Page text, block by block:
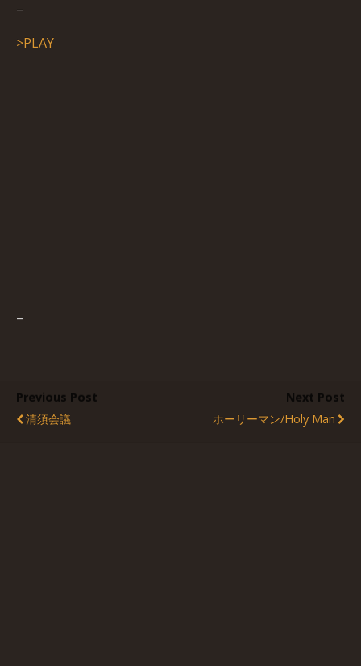
–
>PLAY
–
Previous Post
清須会議
Next Post
ホーリーマン/Holy Man